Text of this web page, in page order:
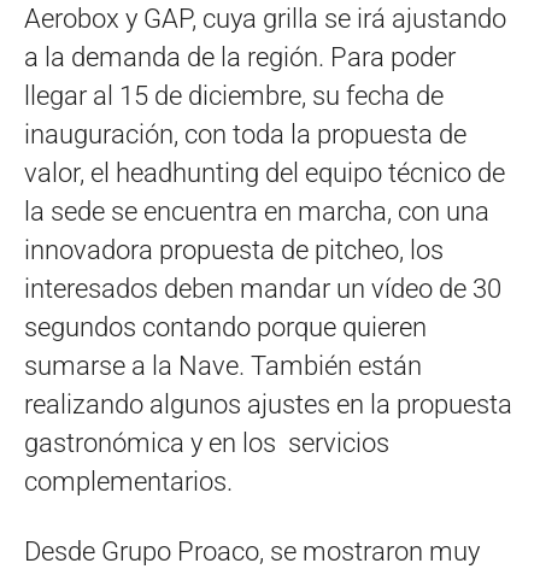
Aerobox y GAP, cuya grilla se irá ajustando
a la demanda de la región. Para poder
llegar al 15 de diciembre, su fecha de
inauguración, con toda la propuesta de
valor, el headhunting del equipo técnico de
la sede se encuentra en marcha, con una
innovadora propuesta de pitcheo, los
interesados deben mandar un vídeo de 30
segundos contando porque quieren
sumarse a la Nave. También están
realizando algunos ajustes en la propuesta
gastronómica y en los servicios
complementarios.
Desde Grupo Proaco, se mostraron muy